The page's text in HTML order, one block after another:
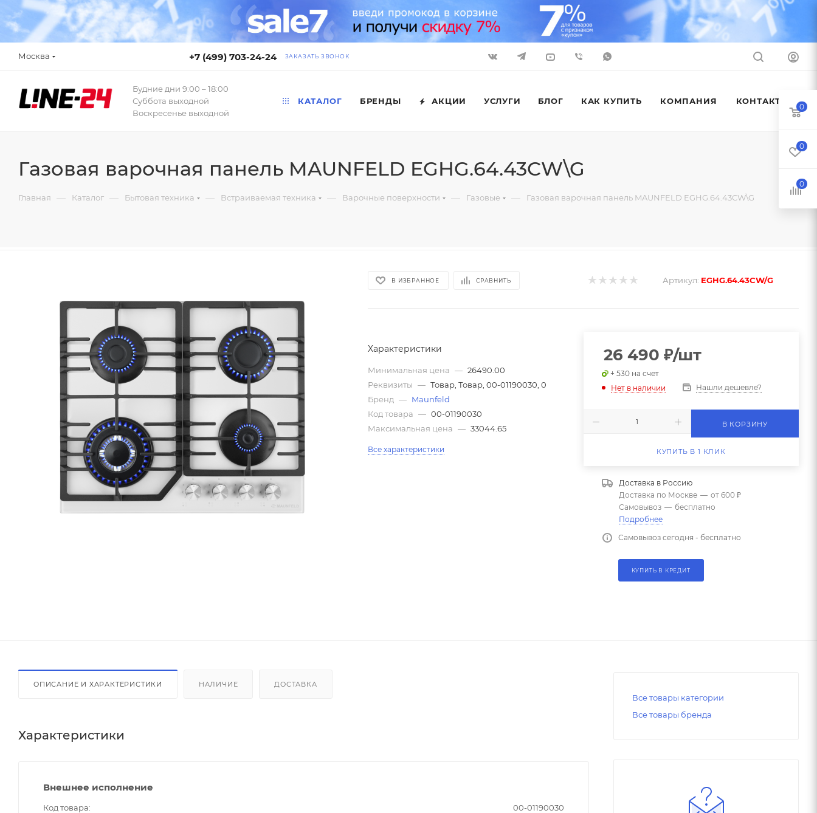
Москва +7 (499) 703-24-24 ЗАКАЗАТЬ ЗВОНОК
Будние дни 9:00 – 18:00
Суббота выходной
Воскресенье выходной
КАТАЛОГ БРЕНДЫ АКЦИИ УСЛУГИ БЛОГ КАК КУПИТЬ КОМПАНИЯ КОНТАКТЫ
Газовая варочная панель MAUNFELD EGHG.64.43CW\G
Главная — Каталог — Бытовая техника — Встраиваемая техника — Варочные поверхности — Газовые — Газовая варочная панель MAUNFELD EGHG.64.43CW\G
В ИЗБРАННОЕ СРАВНИТЬ Артикул: EGHG.64.43CW/G
Характеристики
Минимальная цена — 26490.00
Реквизиты — Товар, Товар, 00-01190030, 0
Бренд — Maunfeld
Код товара — 00-01190030
Максимальная цена — 33044.65
Все характеристики
26 490 ₽/шт
+ 530 на счет
Нет в наличии
Нашли дешевле?
В КОРЗИНУ
КУПИТЬ В 1 КЛИК
Доставка в Россию
Доставка по Москве — от 600 ₽
Самовывоз — бесплатно
Подробнее
Самовывоз сегодня - бесплатно
КУПИТЬ В КРЕДИТ
ОПИСАНИЕ И ХАРАКТЕРИСТИКИ НАЛИЧИЕ ДОСТАВКА
Характеристики
Внешнее исполнение
Код товара
00-01190030
Все товары категории
Все товары бренда
0
0
0